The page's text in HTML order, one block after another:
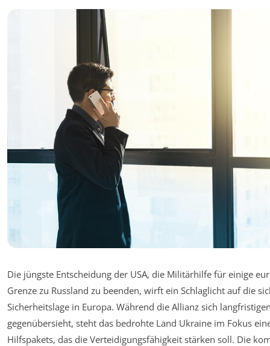
Die jüngste Entscheidung der USA, die Militärhilfe für einige
Grenze zu Russland zu beenden, wirft ein Schlaglicht auf die
Sicherheitslage in Europa. Während die Allianz sich
gegenübersieht, steht das bedrohte Land Ukraine im Fokus
Hilfspakets, das die Verteidigungsfähigkeit stärken soll. Die